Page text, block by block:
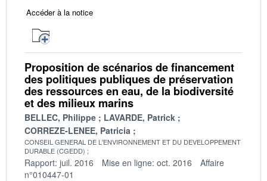
Accéder à la notice
Proposition de scénarios de financement
des politiques publiques de préservation
des ressources en eau, de la biodiversité
et des milieux marins
BELLEC, Philippe
LAVARDE, Patrick
CORREZE-LENEE, Patricia
CONSEIL GENERAL DE L'ENVIRONNEMENT ET DU DEVELOPPEMENT
DURABLE (CGEDD)
Rapport: juil. 2016 Mise en ligne: oct. 2016
Affaire
n°010447-01